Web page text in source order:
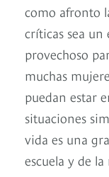
como afronto
críticas sea un
provechoso
muchas
puedan estar
situaciones
vida es una
escuela y de